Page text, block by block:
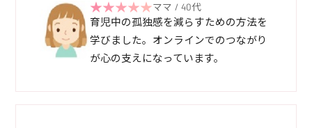
ママ / 40代
育児中の孤独感を減らすための方法を
学びました。オンラインでのつながり
が心の支えになっています。